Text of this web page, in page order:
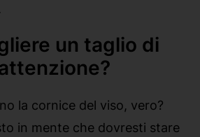
un taglio di
la cornice del viso, vero?
in mente che dovresti stare